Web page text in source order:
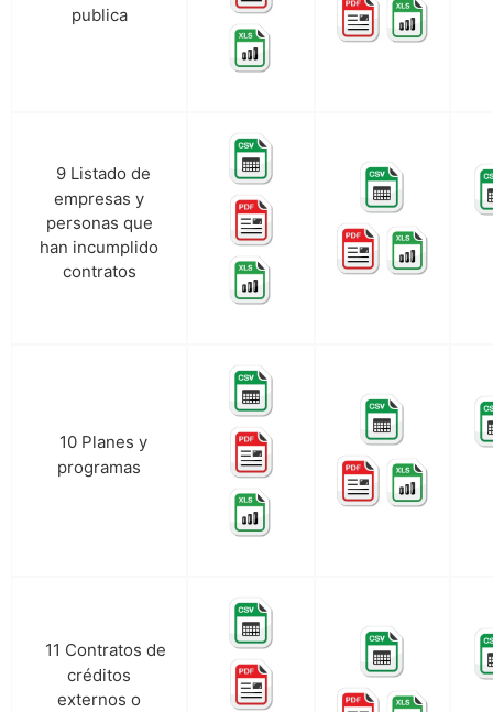
publica
9 Listado de
empresas y
personas que
han incumplido
contratos
10 Planes y
programas
11 Contratos de
créditos
externos o